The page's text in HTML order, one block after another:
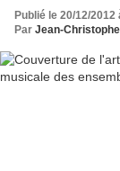
Publié le 20/12/2012
Par Jean-